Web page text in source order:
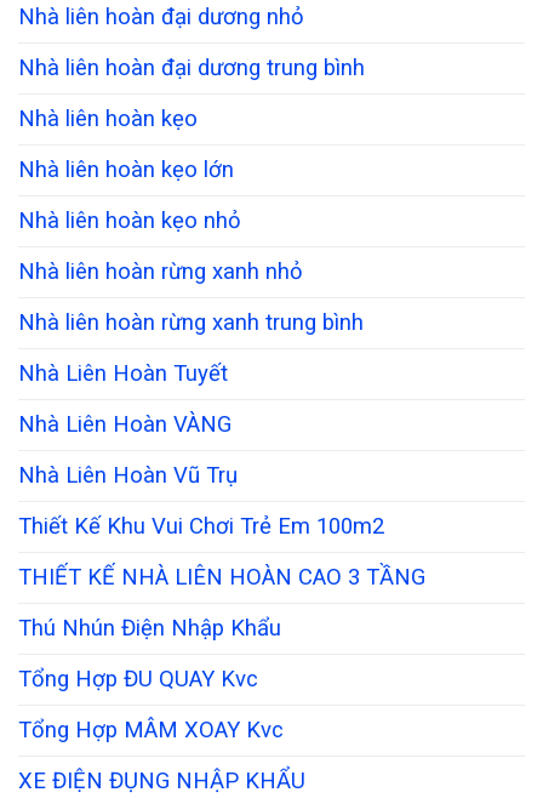
Nhà liên hoàn đại dương nhỏ
Nhà liên hoàn đại dương trung bình
Nhà liên hoàn kẹo
Nhà liên hoàn kẹo lớn
Nhà liên hoàn kẹo nhỏ
Nhà liên hoàn rừng xanh nhỏ
Nhà liên hoàn rừng xanh trung bình
Nhà Liên Hoàn Tuyết
Nhà Liên Hoàn VÀNG
Nhà Liên Hoàn Vũ Trụ
Thiết Kế Khu Vui Chơi Trẻ Em 100m2
THIẾT KẾ NHÀ LIÊN HOÀN CAO 3 TẦNG
Thú Nhún Điện Nhập Khẩu
Tổng Hợp ĐU QUAY Kvc
Tổng Hợp MÂM XOAY Kvc
XE ĐIỆN ĐỤNG NHẬP KHẨU